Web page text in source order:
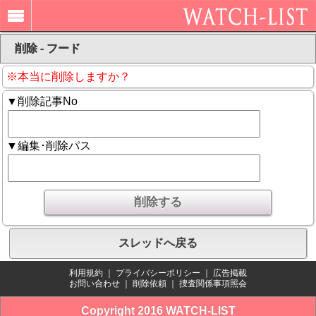
削除 - フード
※本当に削除しますか？
▼削除記事No
▼編集･削除パス
スレッドへ戻る
利用規約 プライバシーポリシー
広告掲載
お問い合わせ
削除依頼 捜査関係事項照会
Copyright 2016 WATCH-LIST